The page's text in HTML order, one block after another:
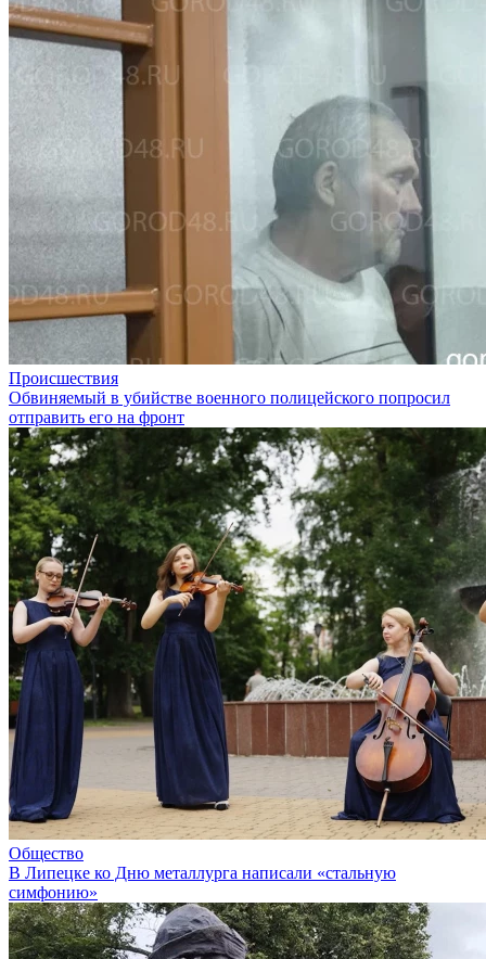
Происшествия
Обвиняемый в убийстве военного полицейского попросил
отправить его на фронт
Общество
В Липецке ко Дню металлурга написали «стальную
симфонию»